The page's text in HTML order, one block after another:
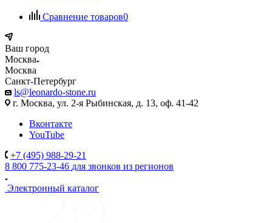
Сравнение товаров0
Ваш город
Москва
Москва
Санкт-Петербург
ls@leonardo-stone.ru
г. Москва, ул. 2-я Рыбинская, д. 13, оф. 41-42
Вконтакте
YouTube
+7 (495) 988-29-21
8 800 775-23-46 для звонков из регионов
Электронный каталог